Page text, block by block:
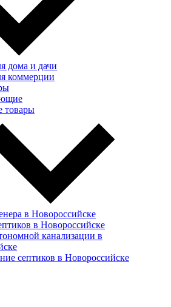
дома и дачи
коммерции
товары
в Новороссийске
в Новороссийске
канализации в
септиков в Новороссийске